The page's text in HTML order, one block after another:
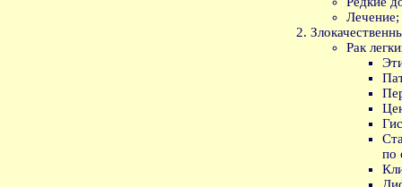
Лечение;
Рак
по